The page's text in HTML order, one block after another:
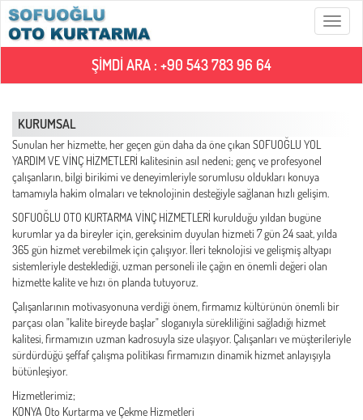
Menü
ŞİMDİ ARA : +90 543 783 96 64
KURUMSAL
Sunulan her hizmette, her geçen gün daha da öne çıkan SOFUOĞLU YOL
YARDIM VE VİNÇ HİZMETLERİ kalitesinin asıl nedeni; genç ve profesyonel
çalışanların, bilgi birikimi ve deneyimleriyle sorumlusu oldukları konuya
tamamıyla hakim olmaları ve teknolojinin desteğiyle sağlanan hızlı gelişim.
SOFUOĞLU OTO KURTARMA VİNÇ HİZMETLERİ kurulduğu yıldan bugüne
kurumlar ya da bireyler için, gereksinim duyulan hizmeti 7 gün 24 saat, yılda
365 gün hizmet verebilmek için çalışıyor. İleri teknolojisi ve gelişmiş altyapı
sistemleriyle desteklediği, uzman personeli ile çağın en önemli değeri olan
hizmette kalite ve hızı ön planda tutuyoruz.
Çalışanlarının motivasyonuna verdiği önem, firmamız kültürünün önemli bir
parçası olan "kalite bireyde başlar" sloganıyla sürekliliğini sağladığı hizmet
kalitesi, firmamızın uzman kadrosuyla size ulaşıyor. Çalışanları ve müşterileriyle
sürdürdüğü şeffaf çalışma politikası firmamızın dinamik hizmet anlayışıyla
bütünleşiyor.
Hizmetlerimiz;
KONYA Oto Kurtarma ve Çekme Hizmetleri